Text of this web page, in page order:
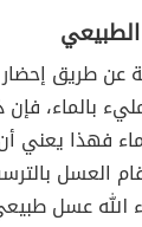
عن طريق
بالماء، فإن
فهذا يعني
العسل
الله عسل